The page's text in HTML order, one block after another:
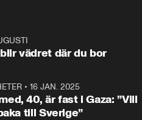
My
ställer
och
till svars.
Rohwedder
vädret där du bor
• 16 JAN. 2025
40, är fast i Gaza: ”Vill
till Sverige”